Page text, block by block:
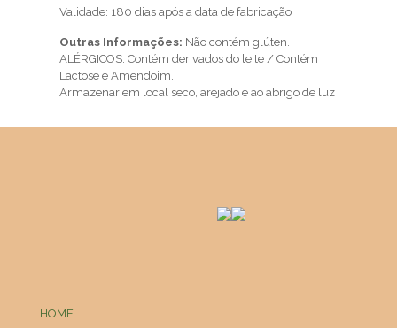
Validade: 180 dias após a data de fabricação
Outras Informações: Não contém glúten.
ALÉRGICOS: Contém derivados do leite / Contém
Lactose e Amendoim.
Armazenar em local seco, arejado e ao abrigo de luz
HOME